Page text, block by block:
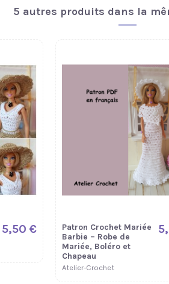
7,00 €
Fiche patron 269 :
Démytille Barbie
5 autres produits dans la
5,50 €
Patron Crochet Mariée
Barbie – Robe de
Mariée, Boléro et
Chapeau
Atelier-Crochet